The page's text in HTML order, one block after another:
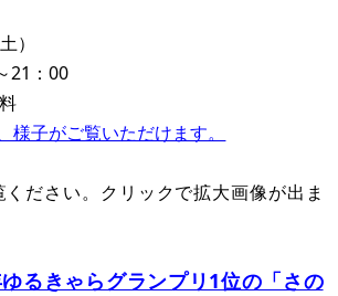
）
21：00
子がご覧いただけます。
ださい。クリックで拡大画像が出ま
るきゃらグランプリ1位の「さの